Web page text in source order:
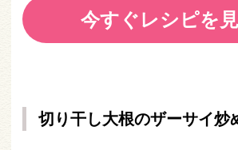
今すぐレシピを
切り干し大根のザーサイ炒